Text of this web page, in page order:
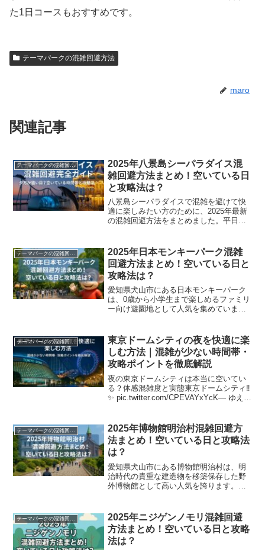
た1日コースもおすすめです。
テーマパークの混雑回避方法
maro
関連記事
テーマパークの混雑回避方法
2025年八景島シーパラダイス混
雑回避方法まとめ！空いている日
と攻略法は？
八景島シーパラダイスで混雑を避けて快
適に楽しみたい方のために、2025年最新
の混雑回避方法をまとめました。平日の
混雑データと効果的な攻略法を詳しく解
説していきます。八...
テーマパークの混雑回避方法
2025年日本モンキーパーク混雑
回避方法まとめ！空いている日と
攻略法は？
愛知県犬山市にある日本モンキーパーク
は、0歳から小学生まで楽しめるファミリ
ー向け遊園地として人気を集めていま
を通じて楽しめますが、混雑回避のコツ
を知らないと待ち時間...
テーマパークの混雑回避方法
東京ドームシティの夜を快適に楽
しむ方法｜混雑が少ない時間帯・
攻略ポイントを徹底解説
夜の東京ドームシティは本当に空いてい
る？体感混雑度と実態東京ドームシティ‼️
✨ pic.twitter.com/CPEVAYxYcK— ゆえマ
2025年博物館明治村混雑回避方
法まとめ！空いている日と攻略法
は？
愛知県犬山市にある博物館明治村は、明
治時代の貴重な建造物を移築保存した野
外博物館として高い人気を誇ります。し
館明治村の混雑状況を詳しく分析し、空
いている日や時間帯、具体...
2025年ニジゲンノモリ混雑回避
方法まとめ！空いている日と攻略
法は？